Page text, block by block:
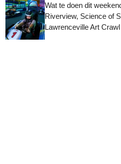
Wat te doen dit
Riverview, Science of
Lawrenceville Art Crawl